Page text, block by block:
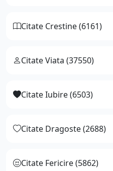
Citate Crestine (6161)
Citate Viata (37550)
Citate Iubire (6503)
Citate Dragoste (2688)
Citate Fericire (5862)